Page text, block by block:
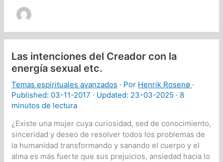
Las intenciones del Creador con la
energía sexual etc.
Temas espirituales avanzados · Por Henrik Rosenø ·
Published: 03-11-2017 · Updated: 23-03-2025 · 8
minutos de lectura
¿Existe una mujer cuya curiosidad, sed de conocimiento,
sinceridad y deseo de resolver todos los problemas de
la humanidad transformando y sanando el cuerpo y el
alma es más fuerte que sus prejuicios, ansiedad hacia lo